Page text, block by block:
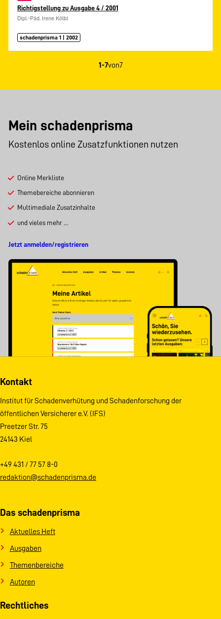
Richtigstellung zu Ausgabe 4 / 2001
Dipl.-Päd. Irene Kölbl
schadenprisma 1 | 2002
1-7von7
Mein schadenprisma
Kostenlos online Zusatzfunktionen nutzen
Online Merkliste
Themebereiche abonnieren
Multimediale Zusatzinhalte
und vieles mehr …
Jetzt anmelden/registrieren
Kontakt
Institut für Schadenverhütung und Schadenforschung der
öffentlichen Versicherer e.V. (IFS)
Preetzer Str. 75
24143 Kiel
+49 431 / 77 57 8-0
redaktion@schadenprisma.de
Das schadenprisma
Aktuelles Heft
Ausgaben
Themenbereiche
Autoren
Rechtliches